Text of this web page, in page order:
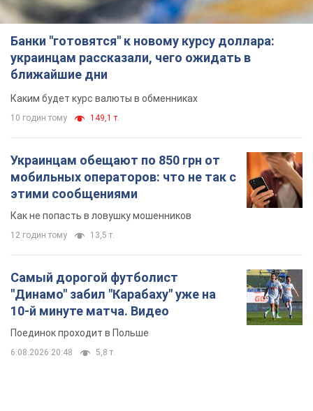
Банки "готовятся" к новому курсу доллара:
украинцам рассказали, чего ожидать в
ближайшие дни
Каким будет курс валюты в обменниках
10 годин тому 149,1 т.
Украинцам обещают по 850 грн от
мобильных операторов: что не так с
этими сообщениями
Как не попасть в ловушку мошенников
12 годин тому 13,5 т.
Самый дорогой футболист
"Динамо" забил "Карабаху" уже на
10-й минуте матча. Видео
Поединок проходит в Польше
6.08.2026 20:48 5,8 т.